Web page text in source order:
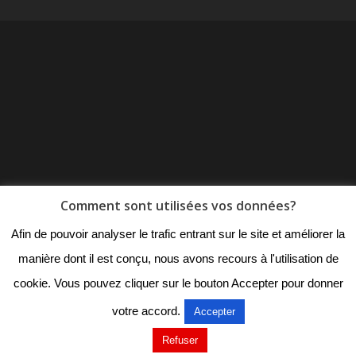
Comment sont utilisées vos données?
Afin de pouvoir analyser le trafic entrant sur le site et améliorer la
manière dont il est conçu, nous avons recours à l'utilisation de
cookie. Vous pouvez cliquer sur le bouton Accepter pour donner
votre accord. Accepter
Refuser